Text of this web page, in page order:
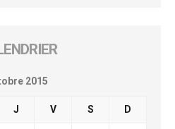
2015
J V S D